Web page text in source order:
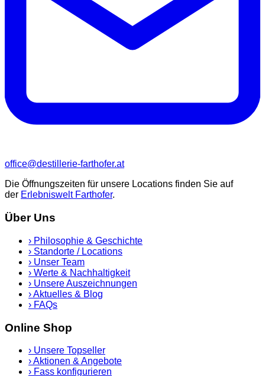
office@destillerie-farthofer.at
Die Öffnungszeiten für unsere Locations finden Sie auf
der Erlebniswelt Farthofer.
Über Uns
› Philosophie & Geschichte
› Standorte / Locations
› Unser Team
› Werte & Nachhaltigkeit
› Unsere Auszeichnungen
›Aktuelles & Blog
› FAQs
Online Shop
› Unsere Topseller
›Aktionen & Angebote
› Fass konfigurieren